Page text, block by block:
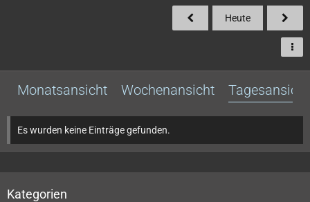
Heute
Monatsansicht Wochenansicht Tagesansicht
Es wurden keine Einträge gefunden.
Kategorien